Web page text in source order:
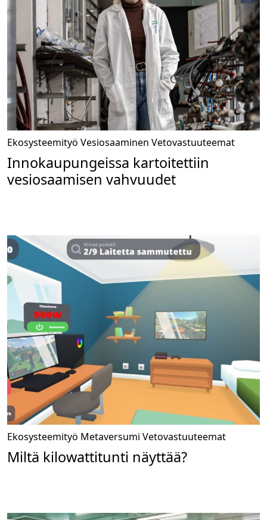
Ekosysteemityö Vesiosaaminen Vetovastuuteemat
Innokaupungeissa kartoitettiin
vesiosaamisen vahvuudet
Ekosysteemityö Metaversumi Vetovastuuteemat
Miltä kilowattitunti näyttää?